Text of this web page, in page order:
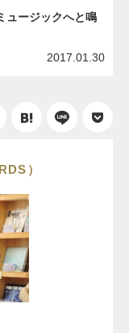
ュージックへと鳴
2017.01.30
）